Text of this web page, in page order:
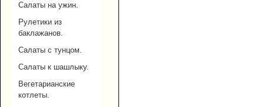
Салаты на ужин.
Рулетики из
баклажанов.
Салаты с тунцом.
Салаты к шашлыку.
Вегетарианские
котлеты.